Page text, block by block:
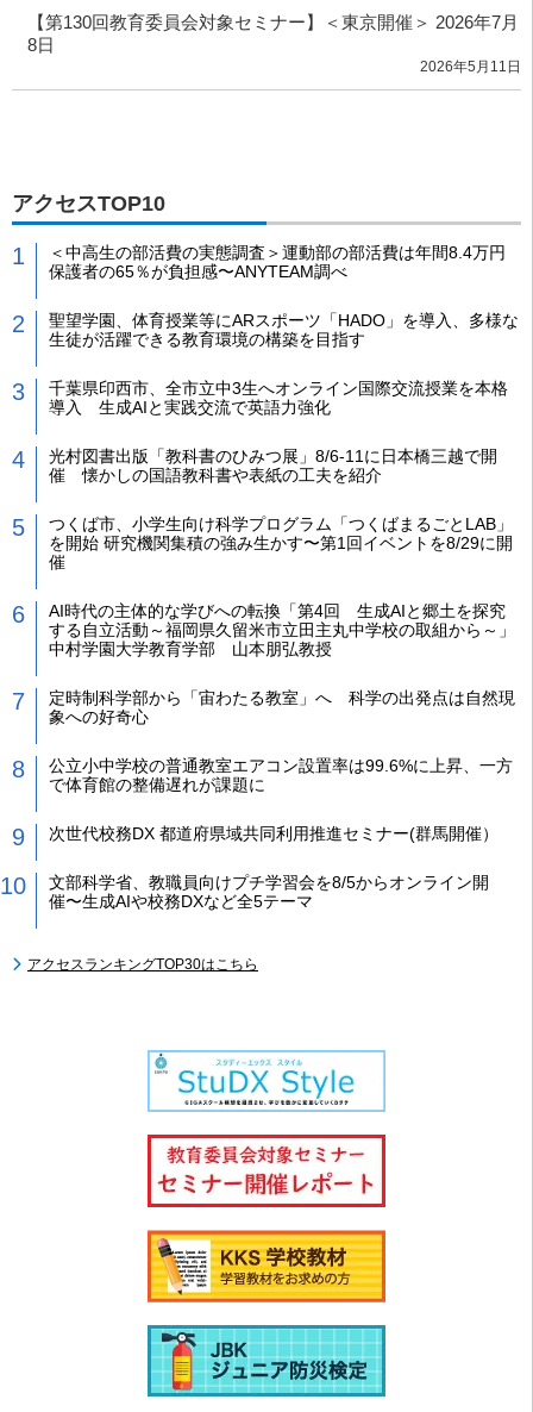
【第130回教育委員会対象セミナー】＜東京開催＞ 2026年7月
8日
2026年5月11日
アクセスTOP10
＜中高生の部活費の実態調査＞運動部の部活費は年間8.4万円
保護者の65％が負担感〜ANYTEAM調べ
聖望学園、体育授業等にARスポーツ「HADO」を導入、多様な
生徒が活躍できる教育環境の構築を目指す
千葉県印西市、全市立中3生へオンライン国際交流授業を本格
導入 生成AIと実践交流で英語力強化
光村図書出版「教科書のひみつ展」8/6-11に日本橋三越で開
催 懐かしの国語教科書や表紙の工夫を紹介
つくば市、小学生向け科学プログラム「つくばまるごとLAB」
を開始 研究機関集積の強み生かす〜第1回イベントを8/29に開
催
AI時代の主体的な学びへの転換「第4回 生成AIと郷土を探究
する自立活動～福岡県久留米市立田主丸中学校の取組から～」
中村学園大学教育学部 山本朋弘教授
定時制科学部から「宙わたる教室」へ 科学の出発点は自然現
象への好奇心
公立小中学校の普通教室エアコン設置率は99.6%に上昇、一方
で体育館の整備遅れが課題に
次世代校務DX 都道府県域共同利用推進セミナー(群馬開催）
文部科学省、教職員向けプチ学習会を8/5からオンライン開
催〜生成AIや校務DXなど全5テーマ
アクセスランキングTOP30はこちら